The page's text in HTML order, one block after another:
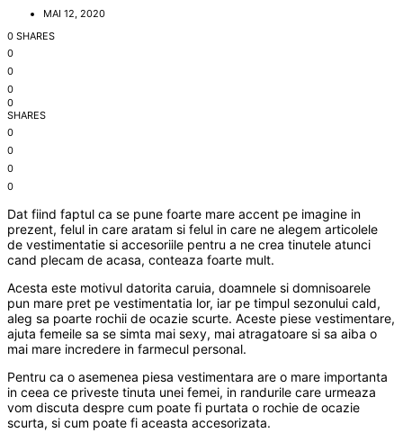
MAI 12, 2020
0 SHARES
0
0
0
0
SHARES
0
0
0
0
Dat fiind faptul ca se pune foarte mare accent pe imagine in
prezent, felul in care aratam si felul in care ne alegem articolele
de vestimentatie si accesoriile pentru a ne crea tinutele atunci
cand plecam de acasa, conteaza foarte mult.
Acesta este motivul datorita caruia, doamnele si domnisoarele
pun mare pret pe vestimentatia lor, iar pe timpul sezonului cald,
aleg sa poarte rochii de ocazie scurte. Aceste piese vestimentare,
ajuta femeile sa se simta mai sexy, mai atragatoare si sa aiba o
mai mare incredere in farmecul personal.
Pentru ca o asemenea piesa vestimentara are o mare importanta
in ceea ce priveste tinuta unei femei, in randurile care urmeaza
vom discuta despre cum poate fi purtata o rochie de ocazie
scurta, si cum poate fi aceasta accesorizata.